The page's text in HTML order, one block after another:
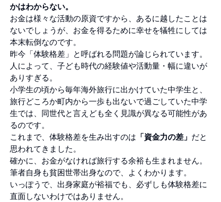
かはわからない。
お金は様々な活動の原資ですから、あるに越したことは
ないでしょうが、お金を得るために幸せを犠牲にしては
本末転倒なのです。
昨今「体験格差」と呼ばれる問題が論じられています。
人によって、子ども時代の経験値や活動量・幅に違いが
ありすぎる。
小学生の頃から毎年海外旅行に出かけていた中学生と、
旅行どころか町内から一歩も出ないで過ごしていた中学
生では、同世代と言えども全く見識が異なる可能性があ
るのです。
これまで、体験格差を生み出すのは 「資金力の差」 だと
思われてきました。
確かに、お金がなければ旅行する余裕も生まれません。
筆者自身も貧困世帯出身なので、よくわかります。
いっぽうで、出身家庭が裕福でも、必ずしも体験格差に
直面しないわけではありません。